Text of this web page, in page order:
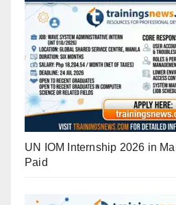
UN IOM Internship 2026 in
Paid